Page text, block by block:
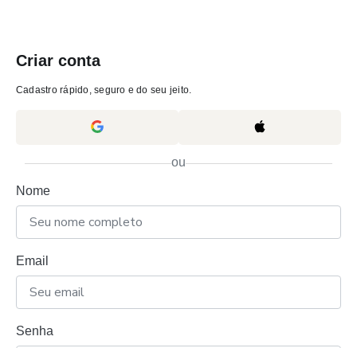
Criar conta
Cadastro rápido, seguro e do seu jeito.
ou
Nome
Email
Senha